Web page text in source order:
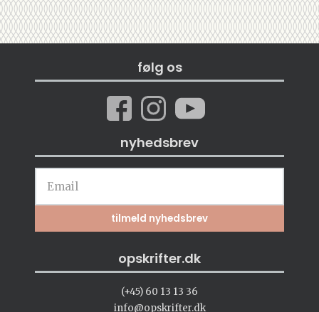
følg os
nyhedsbrev
opskrifter.dk
(+45) 60 13 13 36
info@opskrifter.dk